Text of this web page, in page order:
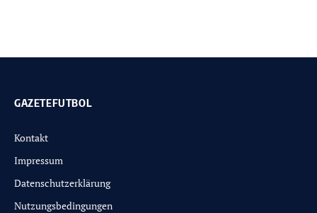
GAZETEFUTBOL
Kontakt
Impressum
Datenschutzerklärung
Nutzungsbedingungen